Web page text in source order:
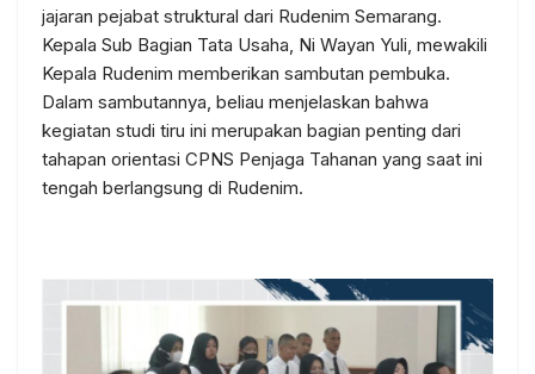
jajaran pejabat struktural dari Rudenim Semarang.
Kepala Sub Bagian Tata Usaha, Ni Wayan Yuli, mewakili
Kepala Rudenim memberikan sambutan pembuka.
Dalam sambutannya, beliau menjelaskan bahwa
kegiatan studi tiru ini merupakan bagian penting dari
tahapan orientasi CPNS Penjaga Tahanan yang saat ini
tengah berlangsung di Rudenim.